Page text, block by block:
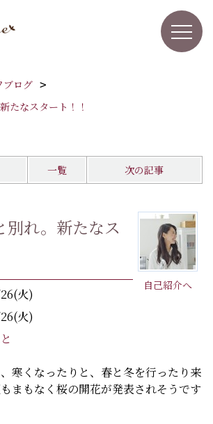
ブログ
たなスタート！！
一覧 次の記事
自己紹介へ
別れ。新たなス
火)
火)
寒くなったりと、春と冬を行ったり来
まもなく桜の開花が発表されそうです